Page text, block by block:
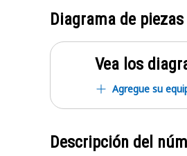
Diagrama de
Vea los
Agregue su
Descripción del